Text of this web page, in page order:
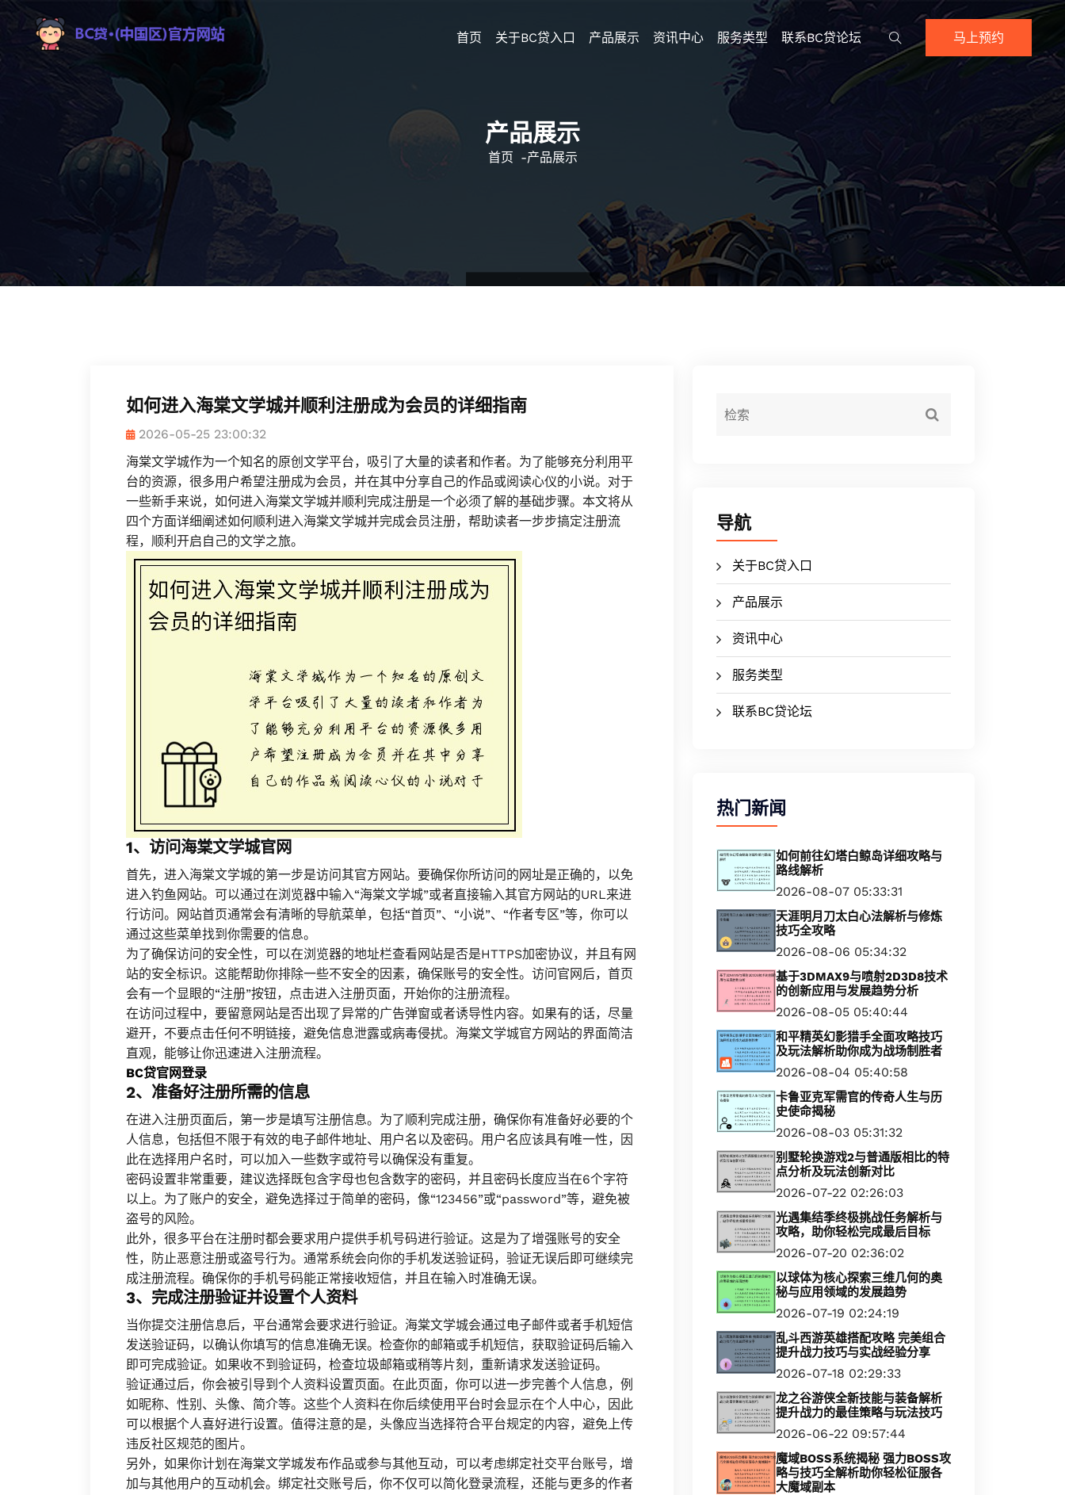
首页 关于BC贷入口 产品展示 资讯中心 服务类型 联系BC贷论坛 马上预约
产品展示
首页 -产品展示
如何进入海棠文学城并顺利注册成为会员的详细指南
2026-05-25 23:00:32
海棠文学城作为一个知名的原创文学平台，吸引了大量的读者和作者。为了能够充分利用平
台的资源，很多用户希望注册成为会员，并在其中分享自己的作品或阅读心仪的小说。对于
一些新手来说，如何进入海棠文学城并顺利完成注册是一个必须了解的基础步骤。本文将从
四个方面详细阐述如何顺利进入海棠文学城并完成会员注册，帮助读者一步步搞定注册流
程，顺利开启自己的文学之旅。
1、访问海棠文学城官网
首先，进入海棠文学城的第一步是访问其官方网站。要确保你所访问的网址是正确的，以免
进入钓鱼网站。可以通过在浏览器中输入“海棠文学城”或者直接输入其官方网站的URL来进
行访问。网站首页通常会有清晰的导航菜单，包括“首页”、“小说”、“作者专区”等，你可以
通过这些菜单找到你需要的信息。
为了确保访问的安全性，可以在浏览器的地址栏查看网站是否是HTTPS加密协议，并且有网
站的安全标识。这能帮助你排除一些不安全的因素，确保账号的安全性。访问官网后，首页
会有一个显眼的“注册”按钮，点击进入注册页面，开始你的注册流程。
在访问过程中，要留意网站是否出现了异常的广告弹窗或者诱导性内容。如果有的话，尽量
避开，不要点击任何不明链接，避免信息泄露或病毒侵扰。海棠文学城官方网站的界面简洁
直观，能够让你迅速进入注册流程。
BC贷官网登录
2、准备好注册所需的信息
在进入注册页面后，第一步是填写注册信息。为了顺利完成注册，确保你有准备好必要的个
人信息，包括但不限于有效的电子邮件地址、用户名以及密码。用户名应该具有唯一性，因
此在选择用户名时，可以加入一些数字或符号以确保没有重复。
密码设置非常重要，建议选择既包含字母也包含数字的密码，并且密码长度应当在6个字符
以上。为了账户的安全，避免选择过于简单的密码，像“123456”或“password”等，避免被
盗号的风险。
此外，很多平台在注册时都会要求用户提供手机号码进行验证。这是为了增强账号的安全
性，防止恶意注册或盗号行为。通常系统会向你的手机发送验证码，验证无误后即可继续完
成注册流程。确保你的手机号码能正常接收短信，并且在输入时准确无误。
3、完成注册验证并设置个人资料
当你提交注册信息后，平台通常会要求进行验证。海棠文学城会通过电子邮件或者手机短信
发送验证码，以确认你填写的信息准确无误。检查你的邮箱或手机短信，获取验证码后输入
即可完成验证。如果收不到验证码，检查垃圾邮箱或稍等片刻，重新请求发送验证码。
验证通过后，你会被引导到个人资料设置页面。在此页面，你可以进一步完善个人信息，例
如昵称、性别、头像、简介等。这些个人资料在你后续使用平台时会显示在个人中心，因此
可以根据个人喜好进行设置。值得注意的是，头像应当选择符合平台规定的内容，避免上传
违反社区规范的图片。
另外，如果你计划在海棠文学城发布作品或参与其他互动，可以考虑绑定社交平台账号，增
加与其他用户的互动机会。绑定社交账号后，你不仅可以简化登录流程，还能与更多的作者
导航
关于BC贷入口
产品展示
资讯中心
服务类型
联系BC贷论坛
热门新闻
如何前往幻塔白鲸岛详细攻略与
路线解析
2026-08-07 05:33:31
天涯明月刀太白心法解析与修炼
技巧全攻略
2026-08-06 05:34:32
基于3DMAX9与喷射2D3D8技术
的创新应用与发展趋势分析
2026-08-05 05:40:44
和平精英幻影猎手全面攻略技巧
及玩法解析助你成为战场制胜者
2026-08-04 05:40:58
卡鲁亚克军需官的传奇人生与历
史使命揭秘
2026-08-03 05:31:32
别墅轮换游戏2与普通版相比的特
点分析及玩法创新对比
2026-07-22 02:26:03
光遇集结季终极挑战任务解析与
攻略，助你轻松完成最后目标
2026-07-20 02:36:02
以球体为核心探索三维几何的奥
秘与应用领域的发展趋势
2026-07-19 02:24:19
乱斗西游英雄搭配攻略 完美组合
提升战力技巧与实战经验分享
2026-07-18 02:29:33
龙之谷游侠全新技能与装备解析
提升战力的最佳策略与玩法技巧
2026-06-22 09:57:44
魔域BOSS系统揭秘 强力BOSS攻
略与技巧全解析助你轻松征服各
大魔域副本